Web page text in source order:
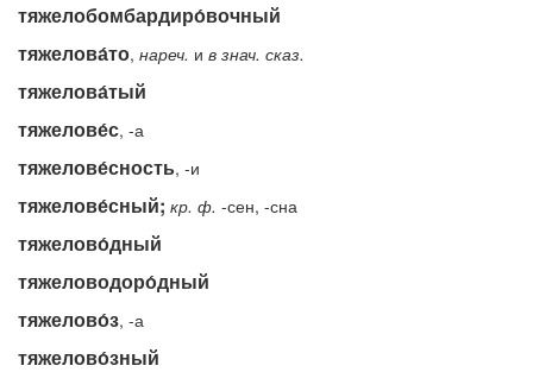
тяжелобомбардиро́вочный
тяжелова́то, нареч. и в знач. сказ.
тяжелова́тый
тяжелове́с, -а
тяжелове́сность, -и
тяжелове́сный; кр. ф. -сен, -сна
тяжелово́дный
тяжеловодоро́дный
тяжелово́з, -а
тяжелово́зный